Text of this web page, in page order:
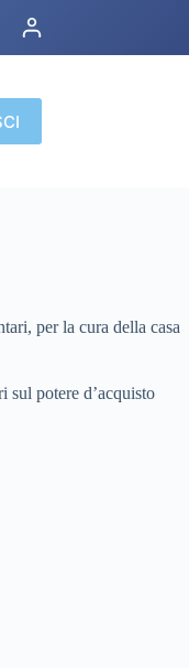
per la cura della casa
sul potere d’acquisto